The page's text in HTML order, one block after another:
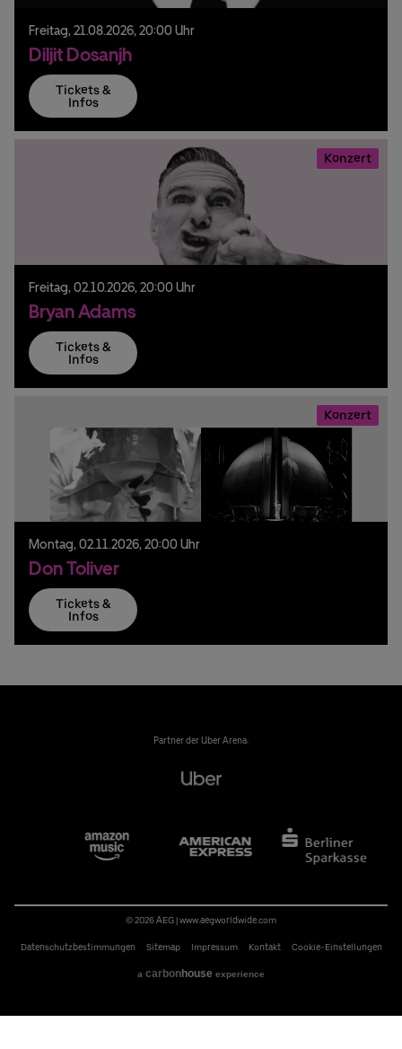
Freitag, 21.08.2026, 20:00 Uhr
Diljit Dosanjh
Tickets &
Infos
Konzert
Freitag, 02.10.2026, 20:00 Uhr
Bryan Adams
Tickets &
Infos
Konzert
Montag, 02.11.2026, 20:00 Uhr
Don Toliver
Tickets &
Infos
Partner der Uber Arena:
© 2026 AEG |www.aegworldwide.com
Datenschutzbestimmungen Sitemap Impressum Kontakt Cookie-Einstellungen
a carbonhouse experience